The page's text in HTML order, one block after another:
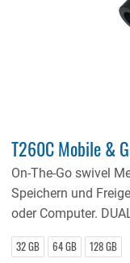
T260C Mobile &
On-The-Go swivel
Speichern und
oder Computer.
32 GB 64 GB 128 GB